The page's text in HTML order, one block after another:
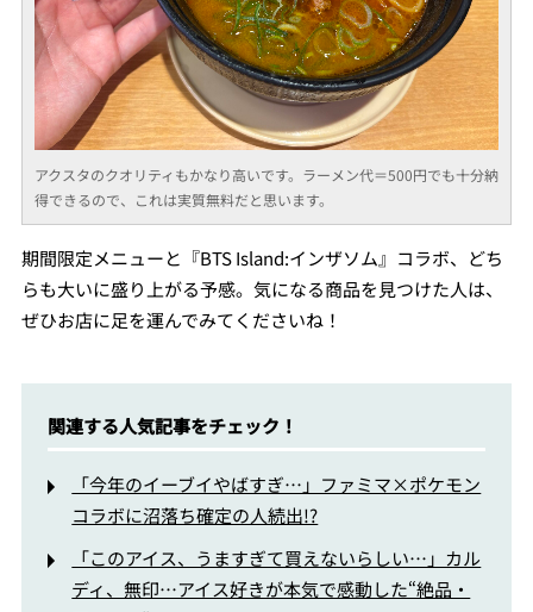
アクスタのクオリティもかなり高いです。ラーメン代＝500円でも十分納
得できるので、これは実質無料だと思います。
期間限定メニューと『BTS Island:インザソム』コラボ、どち
らも大いに盛り上がる予感。気になる商品を見つけた人は、
ぜひお店に足を運んでみてくださいね！
関連する人気記事をチェック！
「今年のイーブイやばすぎ…」ファミマ×ポケモン
コラボに沼落ち確定の人続出!?
「このアイス、うますぎて買えないらしい…」カル
ディ、無印…アイス好きが本気で感動した“絶品・